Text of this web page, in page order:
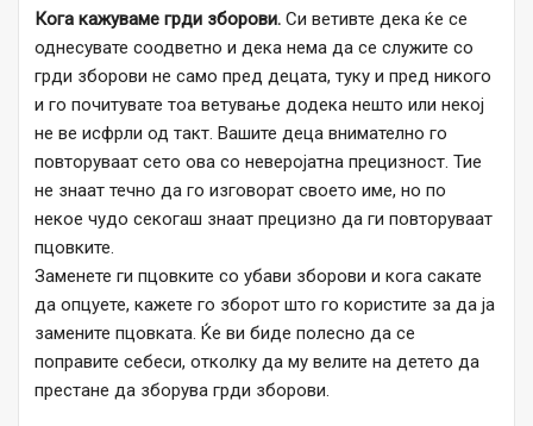
Кога кажуваме грди зборови. Си ветивте дека ќе се
однесувате соодветно и дека нема да се служите со
грди зборови не само пред децата, туку и пред никого
и го почитувате тоа ветување додека нешто или некој
не ве исфрли од такт. Вашите деца внимателно го
повторуваат сето ова со неверојатна прецизност. Тие
не знаат течно да го изговорат своето име, но по
некое чудо секогаш знаат прецизно да ги повторуваат
пцовките.
Заменете ги пцовките со убави зборови и кога сакате
да опцуете, кажете го зборот што го користите за да ја
замените пцовката. Ќе ви биде полесно да се
поправите себеси, отколку да му велите на детето да
престане да зборува грди зборови.